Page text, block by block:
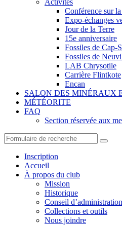
Activités
Conférence sur
Expo-échanges
Jour de la Terre
15e anniversaire
Fossiles de Cap-
Fossiles de
LAB Chrysotile
Carrière Flintkote
Encan
SALON DES MINÉRAUX
MÉTÉORITE
FAQ
Section réservée aux
Search
Inscription
Accueil
À propos du club
Mission
Historique
Conseil d’administration
Collections et outils
Nous joindre